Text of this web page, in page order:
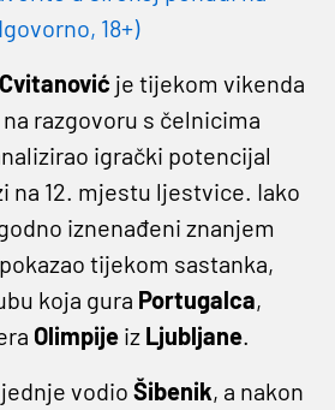
18+)
Cvitanović je tijekom vikenda
na razgovoru s čelnicima
igrački potencijal
na 12. mjestu ljestvice. Iako
iznenađeni znanjem
pokazao tijekom sastanka,
koja gura Portugalca,
Olimpije iz Ljubljane.
vodio Šibenik, a nakon